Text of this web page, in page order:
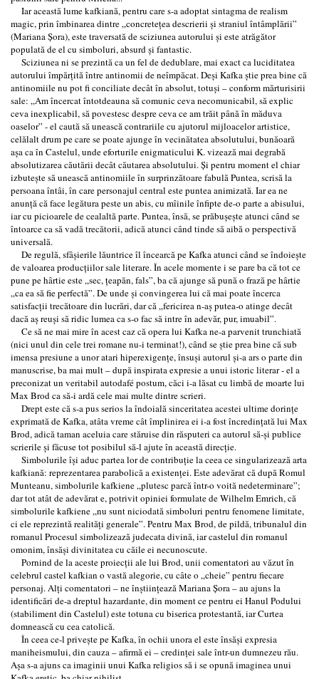
Iar această lume kafkiană, pentru care s-a adoptat sintagma de realism
magic, prin îmbinarea dintre „concreteţea descrierii şi straniul întâmplării”
(Mariana Şora), este traversată de sciziunea autorului şi este atrăgător
populată de el cu simboluri, absurd şi fantastic.
Sciziunea ni se prezintă ca un fel de dedublare, mai exact ca luciditatea
autorului împărţită între antinomii de neîmpăcat. Deşi Kafka ştie prea bine că
antinomiile nu pot fi conciliate decât în absolut, totuşi – conform mărturisirii
sale: „Am încercat întotdeauna să comunic ceva necomunicabil, să explic
ceva inexplicabil, să povestesc despre ceva ce am trăit până în măduva
oaselor” - el caută să unească contrariile cu ajutorul mijloacelor artistice,
celălalt drum pe care se poate ajunge în vecinătatea absolutului, bunăoară
aşa ca în Castelul, unde eforturile enigmaticului K. vizează mai degrabă
absolutizarea căutării decât căutarea absolutului. Şi pentru moment el chiar
izbuteşte să unească antinomiile în surprinzătoare fabulă Puntea, scrisă la
persoana întâi, în care personajul central este puntea animizată. Iar ea ne
anunţă că face legătura peste un abis, cu mîinile înfipte de-o parte a abisului,
iar cu picioarele de cealaltă parte. Puntea, însă, se prăbuşeşte atunci când se
întoarce ca să vadă trecătorii, adică atunci când tinde să aibă o perspectivă
universală.
De regulă, sfâşierile lăuntrice îl încearcă pe Kafka atunci când se îndoieşte
de valoarea producţiilor sale literare. În acele momente i se pare ba că tot ce
pune pe hârtie este „sec, ţeapăn, fals”, ba că ajunge să pună o frază pe hârtie
„ca ea să fie perfectă”. De unde şi convingerea lui că mai poate încerca
satisfacţii trecătoare din lucrări, dar că „fericirea n-aş putea-o atinge decât
dacă aş reuşi să ridic lumea ca s-o fac să intre în adevăr, pur, imuabil”.
Ce să ne mai mire în acest caz că opera lui Kafka ne-a parvenit trunchiată
(nici unul din cele trei romane nu-i terminat!), când se ştie prea bine că sub
imensa presiune a unor atari hiperexigenţe, însuşi autorul şi-a ars o parte din
manuscrise, ba mai mult – după inspirata expresie a unui istoric literar - el a
preconizat un veritabil autodafé postum, căci i-a lăsat cu limbă de moarte lui
Max Brod ca să-i ardă cele mai multe dintre scrieri.
Drept este că s-a pus serios la îndoială sinceritatea acestei ultime dorinţe
exprimată de Kafka, atâta vreme cât împlinirea ei i-a fost încredinţată lui Max
Brod, adică taman aceluia care stăruise din răsputeri ca autorul să-şi publice
scrierile şi făcuse tot posibilul să-l ajute în această direcţie.
Simbolurile îşi aduc partea lor de contribuţie la ceea ce singularizează arta
kafkiană: reprezentarea parabolică a existenţei. Este adevărat că după Romul
Munteanu, simbolurile kafkiene „plutesc parcă într-o voită nedeterminare”;
dar tot atât de adevărat e, potrivit opiniei formulate de Wilhelm Emrich, că
simbolurile kafkiene „nu sunt niciodată simboluri pentru fenomene limitate,
ci ele reprezintă realităţi generale”. Pentru Max Brod, de pildă, tribunalul din
romanul Procesul simbolizează judecata divină, iar castelul din romanul
omonim, însăşi divinitatea cu căile ei necunoscute.
Pornind de la aceste proiecţii ale lui Brod, unii comentatori au văzut în
celebrul castel kafkian o vastă alegorie, cu câte o „cheie” pentru fiecare
personaj. Alţi comentatori – ne înştiinţează Mariana Şora – au ajuns la
identificări de-a dreptul hazardante, din moment ce pentru ei Hanul Podului
(stabiliment din Castelul) este totuna cu biserica protestantă, iar Curtea
domnească cu cea catolică.
În ceea ce-l priveşte pe Kafka, în ochii unora el este însăşi expresia
maniheismului, din cauza – afirmă ei – credinţei sale într-un dumnezeu rău.
Aşa s-a ajuns ca imaginii unui Kafka religios să i se opună imaginea unui